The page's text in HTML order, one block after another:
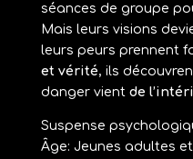
séances de groupe
Mais leurs visions
leurs peurs prennent
et vérité, ils
danger vient de
Suspense
Âge: Jeunes adultes